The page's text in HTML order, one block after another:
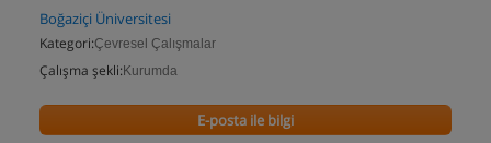
Boğaziçi Üniversitesi
Kategori:Çevresel Çalışmalar
Çalışma şekli: Kurumda
E-posta ile bilgi